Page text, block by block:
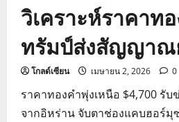
วิเคราะห์ราคาท
ทรัมป์ส่งสัญญาณ
โกลด์เซียน เมษายน 2, 2026 0
ราคาทองคำพุ่งเหนือ $4,700 รั
จากอิหร่าน จับตาช่องแคบฮอร์มุ